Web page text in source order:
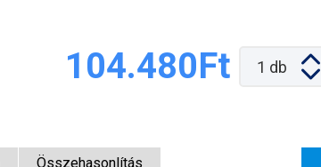
104.480Ft 1 db
Összehasonlítás